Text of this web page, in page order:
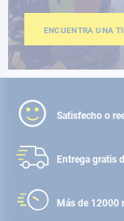
ENCUENTRA UNA
Satisfecho o
Entrega gratis
Más de 12000